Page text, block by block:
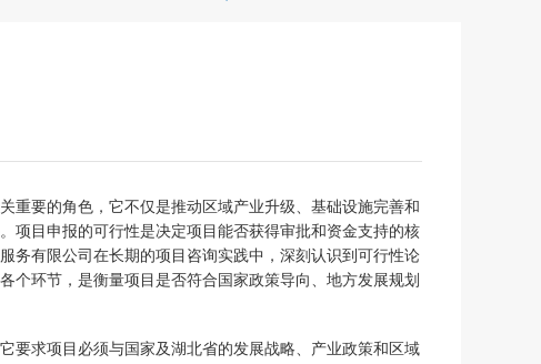
重要的角色，它不仅是推动区域产业升级、基础设施完善和
项目申报的可行性是决定项目能否获得审批和资金支持的核
务有限公司在长期的项目咨询实践中，深刻认识到可行性论
个环节，是衡量项目是否符合国家政策导向、地方发展规划
要求项目必须与国家及湖北省的发展战略、产业政策和区域